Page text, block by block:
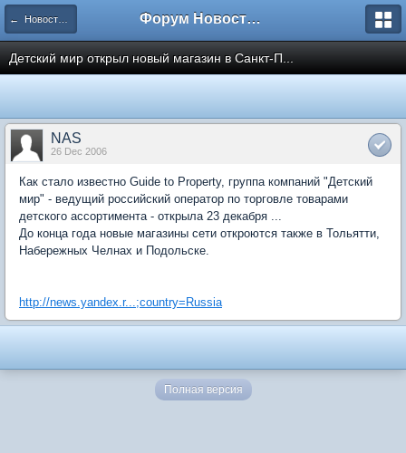
← Новости рынка недвижимости Форум Новостройки
Детский мир открыл новый магазин в Санкт-П...
NAS
26 Dec 2006
Как стало известно Guide to Property, группа компаний "Детский
мир" - ведущий российский оператор по торговле товарами
детского ассортимента - открыла 23 декабря ...
До конца года новые магазины сети откроются также в Тольятти,
Набережных Челнах и Подольске.
http://news.yandex.r...;country=Russia
Полная версия